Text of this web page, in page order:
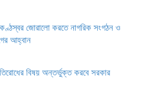
কণ্ঠস্বর জোরালো করতে নাগরিক সংগঠন ও
আহ্বান
বিষয় অন্তর্ভুক্ত করবে সরকার